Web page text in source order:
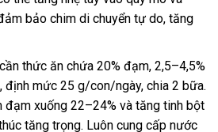
bảo chim di chuyển tự do, tăng
thức ăn chứa 20% đạm, 2,5–4,5%
định mức 25 g/con/ngày, chia 2 bữa.
đạm xuống 22–24% và tăng tinh bột
tăng trọng. Luôn cung cấp nước